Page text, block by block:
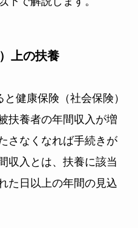
上の扶養
と健康保険（社会保険）
扶養者の年間収入が増
さなくなれば手続きが
収入とは、扶養に該当
た日以上の年間の見込